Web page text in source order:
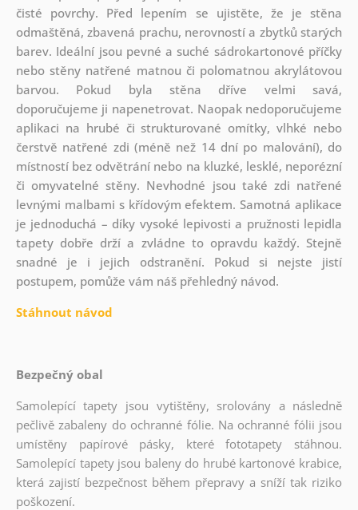
čisté povrchy. Před lepením se ujistěte, že je stěna
odmaštěná, zbavená prachu, nerovností a zbytků starých
barev. Ideální jsou pevné a suché sádrokartonové příčky
nebo stěny natřené matnou či polomatnou akrylátovou
barvou. Pokud byla stěna dříve velmi savá,
doporučujeme ji napenetrovat. Naopak nedoporučujeme
aplikaci na hrubé či strukturované omítky, vlhké nebo
čerstvě natřené zdi (méně než 14 dní po malování), do
místností bez odvětrání nebo na kluzké, lesklé, neporézní
či omyvatelné stěny. Nevhodné jsou také zdi natřené
levnými malbami s křídovým efektem. Samotná aplikace
je jednoduchá – díky vysoké lepivosti a pružnosti lepidla
tapety dobře drží a zvládne to opravdu každý. Stejně
snadné je i jejich odstranění. Pokud si nejste jistí
postupem, pomůže vám náš přehledný návod.
Stáhnout návod
Bezpečný obal
Samolepící tapety jsou vytištěny, srolovány a následně
pečlivě zabaleny do ochranné fólie. Na ochranné fólii jsou
umístěny papírové pásky, které fototapety stáhnou.
Samolepící tapety jsou baleny do hrubé kartonové krabice,
která zajistí bezpečnost během přepravy a sníží tak riziko
poškození.